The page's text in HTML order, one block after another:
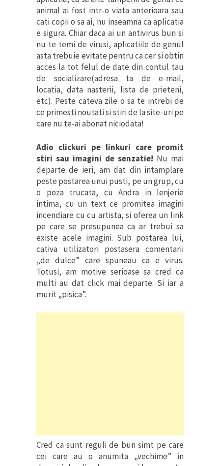
animal ai fost intr-o viata anterioara sau
cati copii o sa ai, nu inseamna ca aplicatia
e sigura. Chiar daca ai un antivirus bun si
nu te temi de virusi, aplicatiile de genul
asta trebuie evitate pentru ca cer si obtin
acces la tot felul de date din contul tau
de socializare(adresa ta de e-mail,
locatia, data nasterii, lista de prieteni,
etc). Peste cateva zile o sa te intrebi de
ce primesti noutati si stiri de la site-uri pe
care nu te-ai abonat niciodata!
Adio clickuri pe linkuri care promit
stiri sau imagini de senzatie! Nu mai
departe de ieri, am dat din intamplare
peste postarea unui pusti, pe un grup, cu
o poza trucata, cu Andra in lenjerie
intima, cu un text ce promitea imagini
incendiare cu cu artista, si oferea un link
pe care se presupunea ca ar trebui sa
existe acele imagini. Sub postarea lui,
cativa utilizatori postasera comentarii
„de dulce” care spuneau ca e virus.
Totusi, am motive serioase sa cred ca
multi au dat click mai departe. Si iar a
murit „pisica”.
Cred ca sunt reguli de bun simt pe care
cei care au o anumita „vechime” in